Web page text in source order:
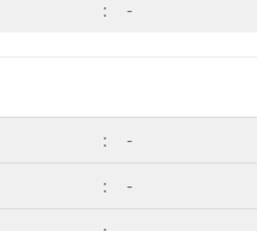
: -
:
-
:
-